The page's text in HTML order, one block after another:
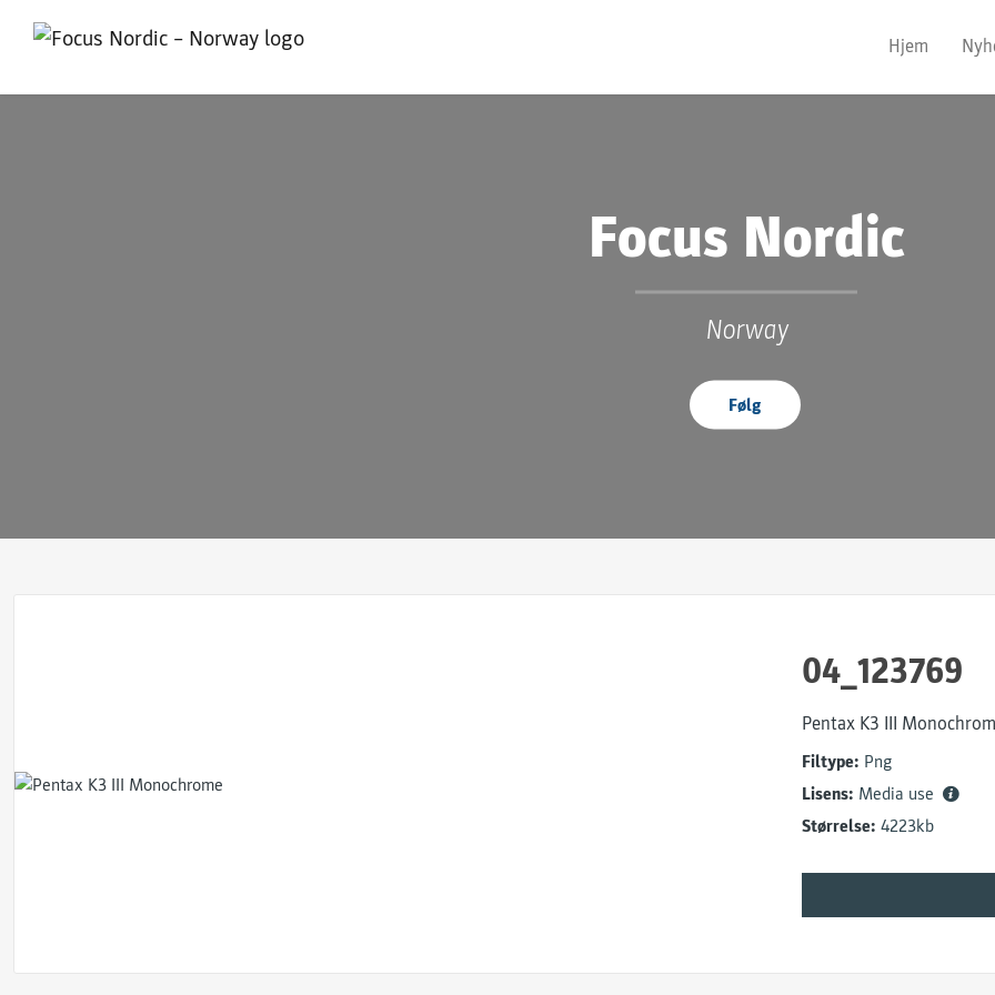
Hjem
Focus Nordic
Norway
Følg
04_123769
Pentax K3 III
Filtype: Png
Lisens: Media use
Størrelse: 4223kb